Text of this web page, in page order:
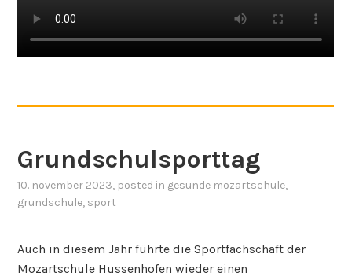
Grundschulsporttag
10. november 2023, posted in gesunde mozartschule,
grundschule, sport
Auch in diesem Jahr führte die Sportfachschaft der
Mozartschule Hussenhofen wieder einen